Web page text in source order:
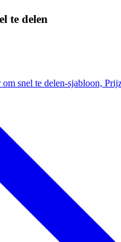
te delen
om snel te delen-sjabloon,